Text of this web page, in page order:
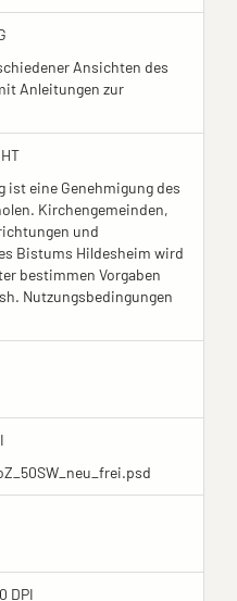
Ansichten des
Anleitungen zur
ist eine Genehmigung des
Kirchengemeinden,
und
Bistums Hildesheim wird
bestimmen Vorgaben
Nutzungsbedingungen
DPI